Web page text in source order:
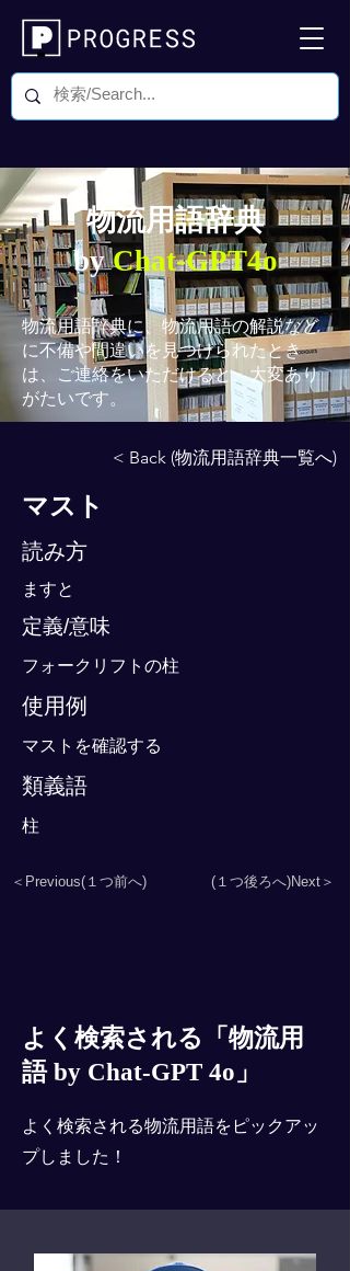
物流用語辞典
byChat-GPT4o
物流用語辞典に、物流用語の解説など
に不備や間違いを見つけられたとき
は、ご連絡をいただけると、大変あり
がたいです。
< Back (物流用語辞典一覧へ)
マスト
読み方
ますと
定義/意味
フォークリフトの柱
使用例
マストを確認する
類義語
柱
＜Previous(１つ前へ) (１つ後ろへ)Next＞
よく検索される「物流用
語 by Chat-GPT 4o」
よく検索される物流用語をピックアッ
プしました！